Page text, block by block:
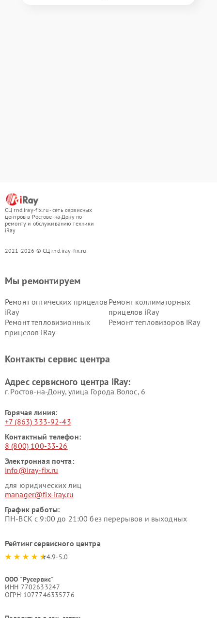
СЦ rnd.iray-fix.ru - сеть сервисных
центров в Ростове-на-Дону по
ремонту и обслуживанию техники
iRay
2021-2026 © СЦ rnd.iray-fix.ru
Мы ремонтируем
Ремонт оптических прицелов
iRay
Ремонт коллиматорных
прицелов iRay
Ремонт тепловизионных
прицелов iRay
Ремонт тепловизоров iRay
Контакты сервис центра
Адрес сервисного центра iRay:
г. Ростов-на-Дону, улица Города Волос, 6
Горячая линия:
+7 (863) 333-92-43
Контактный телефон:
8 (800) 100-33-26
Электронная почта:
info@iray-fix.ru
для юридических лиц
manager@fix-iray.ru
График работы:
ПН-ВСК с 9:00 до 21:00 без перерывов и выходных
Рейтинг сервисного центра
4.9-5.0
ООО "Русервис"
ИНН 7702633247
ОГРН 1077746335776